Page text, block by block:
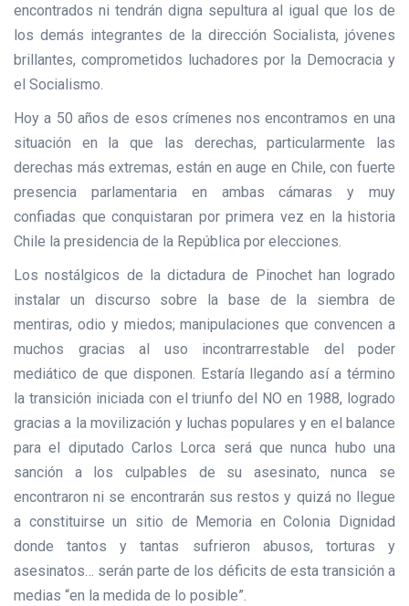
encontrados ni tendrán digna sepultura al igual que los de
los demás integrantes de la dirección Socialista, jóvenes
brillantes, comprometidos luchadores por la Democracia y
el Socialismo.
Hoy a 50 años de esos crímenes nos encontramos en una
situación en la que las derechas, particularmente las
derechas más extremas, están en auge en Chile, con fuerte
presencia parlamentaria en ambas cámaras y muy
confiadas que conquistaran por primera vez en la historia
Chile la presidencia de la República por elecciones.
Los nostálgicos de la dictadura de Pinochet han logrado
instalar un discurso sobre la base de la siembra de
mentiras, odio y miedos; manipulaciones que convencen a
muchos gracias al uso incontrarrestable del poder
mediático de que disponen. Estaría llegando así a término
la transición iniciada con el triunfo del NO en 1988, logrado
gracias a la movilización y luchas populares y en el balance
para el diputado Carlos Lorca será que nunca hubo una
sanción a los culpables de su asesinato, nunca se
encontraron ni se encontrarán sus restos y quizá no llegue
a constituirse un sitio de Memoria en Colonia Dignidad
donde tantos y tantas sufrieron abusos, torturas y
asesinatos… serán parte de los déficits de esta transición a
medias “en la medida de lo posible”.